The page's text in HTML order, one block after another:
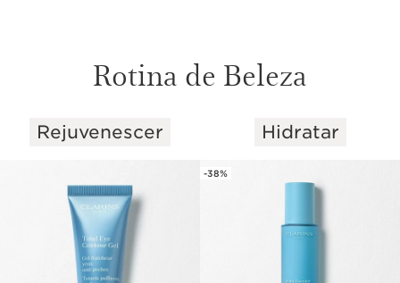
SOIN DE NUIT
REPULPANT "ANTI-SOIF"
Rotina de Beleza
SALTAR PARA O CONTEÚDO
Rejuvenescer Hidratar
-38%